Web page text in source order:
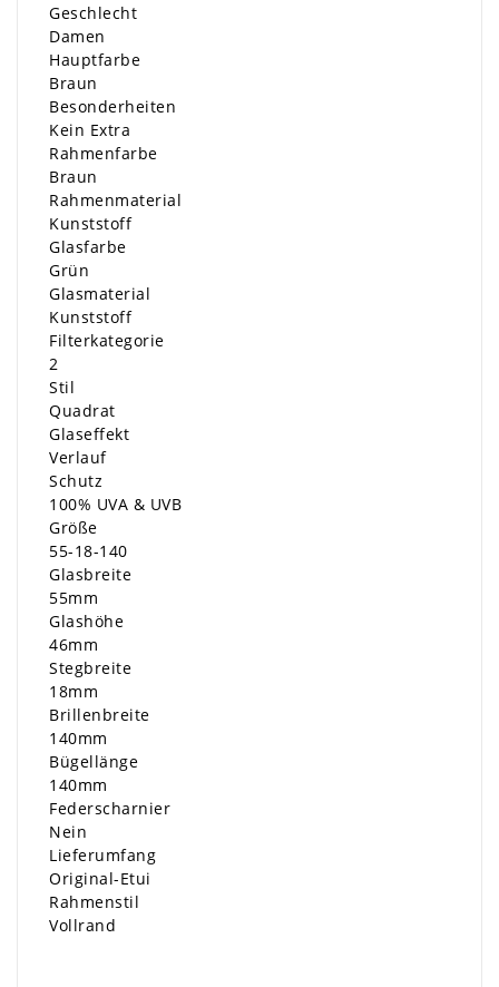
Geschlecht
Damen
Hauptfarbe
Braun
Besonderheiten
Kein Extra
Rahmenfarbe
Braun
Rahmenmaterial
Kunststoff
Glasfarbe
Grün
Glasmaterial
Kunststoff
Filterkategorie
2
Stil
Quadrat
Glaseffekt
Verlauf
Schutz
100% UVA & UVB
Größe
55-18-140
Glasbreite
55mm
Glashöhe
46mm
Stegbreite
18mm
Brillenbreite
140mm
Bügellänge
140mm
Federscharnier
Nein
Lieferumfang
Original-Etui
Rahmenstil
Vollrand